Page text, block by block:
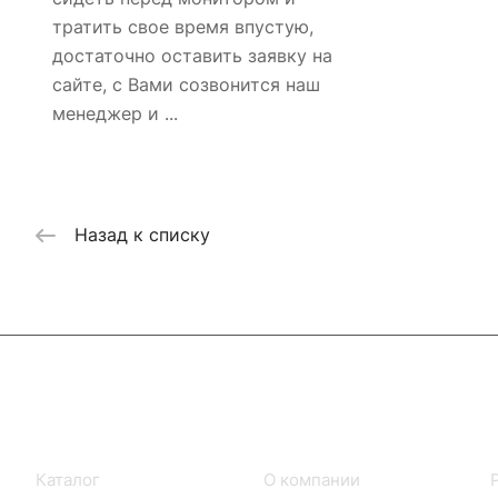
тратить свое время впустую,
достаточно оставить заявку на
сайте, с Вами созвонится наш
менеджер и ...
Назад к списку
Каталог О компании